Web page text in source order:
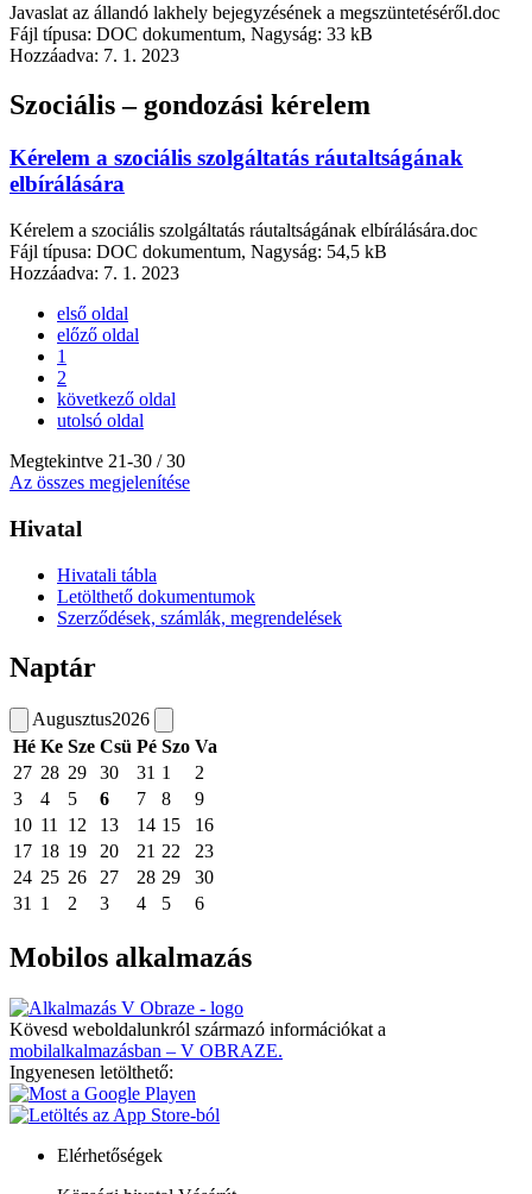
Javaslat az állandó lakhely bejegyzésének a megszüntetéséről.doc
Fájl típusa: DOC dokumentum, Nagyság: 33 kB
Hozzáadva: 7. 1. 2023
Szociális – gondozási kérelem
Kérelem a szociális szolgáltatás ráutaltságának
elbírálására
Kérelem a szociális szolgáltatás ráutaltságának elbírálására.doc
Fájl típusa: DOC dokumentum, Nagyság: 54,5 kB
Hozzáadva: 7. 1. 2023
első oldal
előző oldal
1
2
következő oldal
utolsó oldal
Megtekintve 21-30 / 30
Az összes megjelenítése
Hivatal
Hivatali tábla
Letölthető dokumentumok
Szerződések, számlák, megrendelések
Naptár
Augusztus2026
Hé Ke Sze Csü Pé Szo Va
27 28 29 30 31 1
2
3
4 5 6 7 8
9
10 11 12 13 14 15
16
17 18 19 20 21 22
23
24 25 26 27 28 29
30
31
1 2 3 4 5 6
Mobilos alkalmazás
Kövesd weboldalunkról származó információkat a
mobilalkalmazásban – V OBRAZE.
Ingyenesen letölthető:
Elérhetőségek